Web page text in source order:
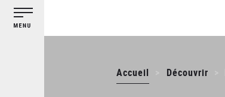
contenu
Accueil Découvrir
Gestion des cookies